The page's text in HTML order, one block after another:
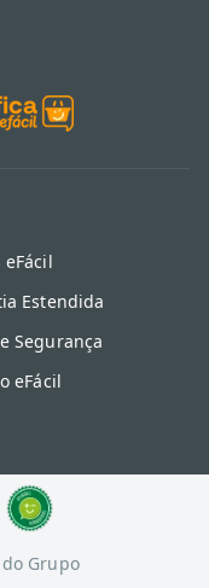
eFácil
Estendida
Segurança
eFácil
Grupo